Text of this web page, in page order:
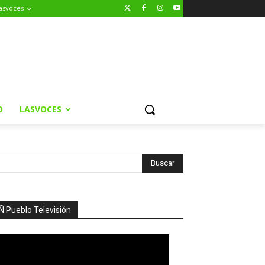
LASVOCES
Ñ Pueblo Televisión